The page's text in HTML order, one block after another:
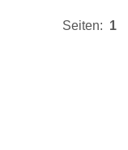
Seiten: 1